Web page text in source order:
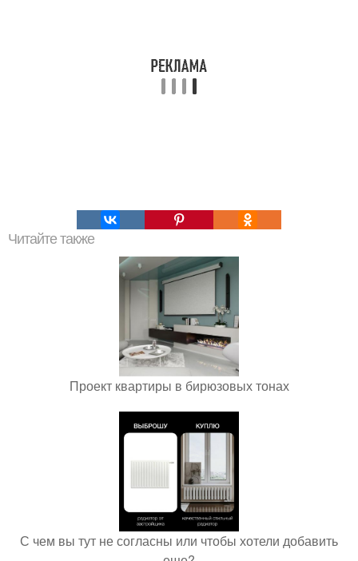
Читайте также
Проект квартиры в бирюзовых тонах
С чем вы тут не согласны или чтобы хотели добавить